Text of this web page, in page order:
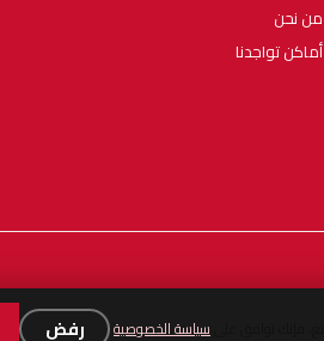
من نحن
أماكن تواجدنا
سياسة الخصوصية رفض